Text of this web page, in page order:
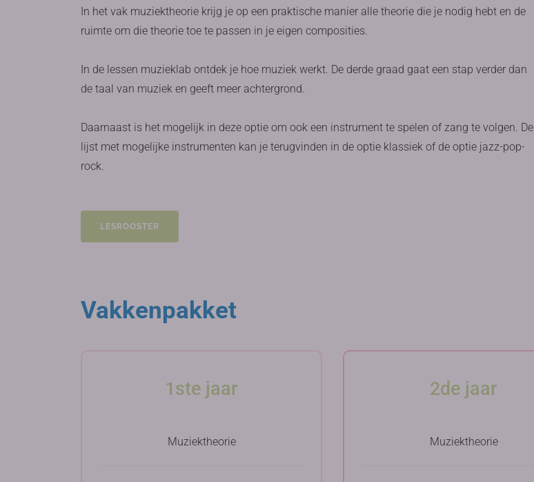
In het vak muziektheorie krijg je op een praktische manier alle theorie die je nodig hebt en de
ruimte om die theorie toe te passen in je eigen composities.
In de lessen muzieklab ontdek je hoe muziek werkt. De derde graad gaat een stap verder dan
de taal van muziek en geeft meer achtergrond.
Daarnaast is het mogelijk in deze optie om ook een instrument te spelen of zang te volgen. De
lijst met mogelijke instrumenten kan je terugvinden in de optie klassiek of de optie jazz-pop-
rock.
LESROOSTER
Vakkenpakket
1ste jaar
Muziektheorie
2de jaar
Muziektheorie